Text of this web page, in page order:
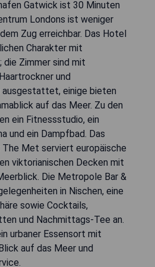
Gatwick ist 30 Minuten
Londons ist weniger
Zug erreichbar. Das Hotel
Charakter mit
Zimmer sind mit
und
ausgestattet, einige bieten
auf das Meer. Zu den
ein Fitnessstudio, ein
und ein Dampfbad. Das
Met serviert europäische
viktorianischen Decken mit
Die Metropole Bar &
in Nischen, eine
sowie Cocktails,
und Nachmittags-Tee an.
urbaner Essensort mit
auf das Meer und